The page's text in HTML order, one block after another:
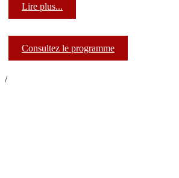
Lire plus...
Consultez le programme
/